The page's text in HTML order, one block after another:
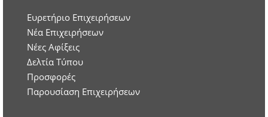
Ευρετήριο Επιχειρήσεων
Nέα Επιχειρήσεων
Νέες Αφίξεις
Δελτία Τύπου
Προσφορές
Παρουσίαση Επιχειρήσεων